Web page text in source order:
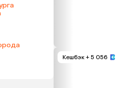
Кешбэк + 5 056